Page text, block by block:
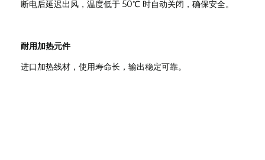
断电后延迟出风，温度低于 50℃ 时自动关闭，确保安全。
耐用加热元件
进口加热线材，使用寿命长，输出稳定可靠。